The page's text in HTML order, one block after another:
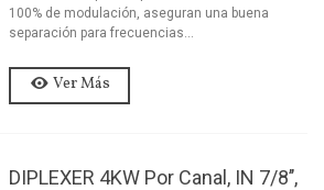
100% de modulación, aseguran una buena
separación para frecuencias...
Ver Más
DIPLEXER 4KW Por Canal, IN 7/8’’,